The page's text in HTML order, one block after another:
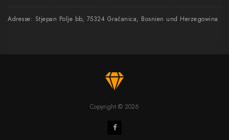
Adresse: Stjepan Polje bb, 75324 Gračanica, Bosnien und Herzegowina
Copyright © 2026